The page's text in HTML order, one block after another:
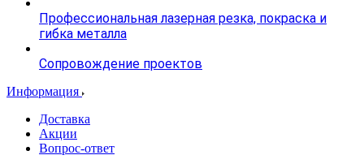
Профессиональная лазерная резка, покраска и
гибка металла
Сопровождение проектов
Информация
Доставка
Акции
Вопрос-ответ